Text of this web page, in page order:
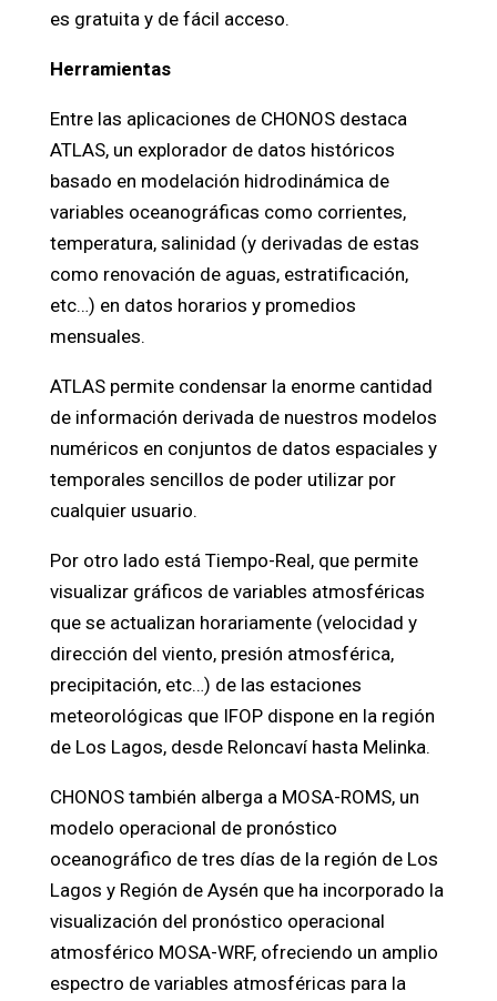
es gratuita y de fácil acceso.
Herramientas
Entre las aplicaciones de CHONOS destaca
ATLAS, un explorador de datos históricos
basado en modelación hidrodinámica de
variables oceanográficas como corrientes,
temperatura, salinidad (y derivadas de estas
como renovación de aguas, estratificación,
etc…) en datos horarios y promedios
mensuales.
ATLAS permite condensar la enorme cantidad
de información derivada de nuestros modelos
numéricos en conjuntos de datos espaciales y
temporales sencillos de poder utilizar por
cualquier usuario.
Por otro lado está Tiempo-Real, que permite
visualizar gráficos de variables atmosféricas
que se actualizan horariamente (velocidad y
dirección del viento, presión atmosférica,
precipitación, etc…) de las estaciones
meteorológicas que IFOP dispone en la región
de Los Lagos, desde Reloncaví hasta Melinka.
CHONOS también alberga a MOSA-ROMS, un
modelo operacional de pronóstico
oceanográfico de tres días de la región de Los
Lagos y Región de Aysén que ha incorporado la
visualización del pronóstico operacional
atmosférico MOSA-WRF, ofreciendo un amplio
espectro de variables atmosféricas para la